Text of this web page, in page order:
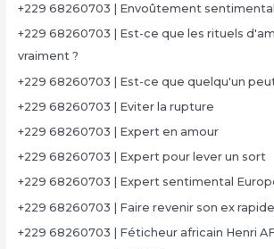
+229 68260703 | Envoûtement
+229 68260703 | Est-ce que les rituels
vraiment ?
+229 68260703 | Est-ce que quelqu'un
+229 68260703 | Eviter la rupture
+229 68260703 | Expert en amour
+229 68260703 | Expert pour lever un sort
+229 68260703 | Expert sentimental
+229 68260703 | Faire revenir son ex
+229 68260703 | Féticheur africain Henri